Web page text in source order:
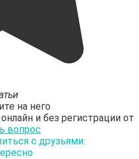
на него
и без регистрации от
вопрос
с друзьями: